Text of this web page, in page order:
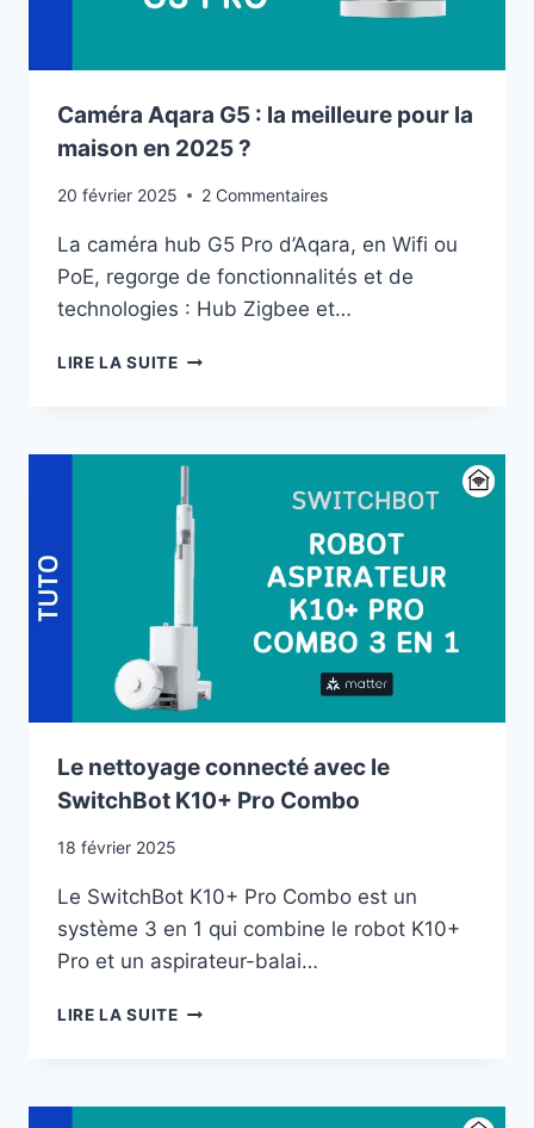
Caméra Aqara G5 : la meilleure pour la
maison en 2025 ?
20 février 2025 2 Commentaires
La caméra hub G5 Pro d’Aqara, en Wifi ou
PoE, regorge de fonctionnalités et de
technologies : Hub Zigbee et…
LIRE LA SUITECAMÉRA
LA
POUR
LA
MAISON
EN
2025
?
Le nettoyage connecté avec le
SwitchBot K10+ Pro Combo
18 février 2025
Le SwitchBot K10+ Pro Combo est un
système 3 en 1 qui combine le robot K10+
Pro et un aspirateur-balai…
LIRE LA SUITELE
LE